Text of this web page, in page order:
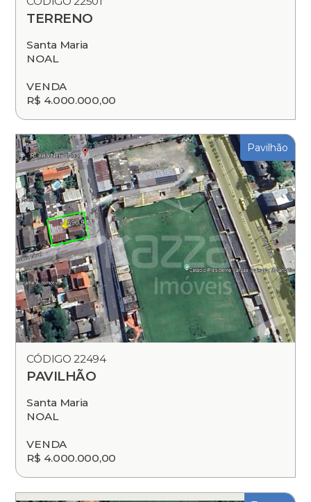
TERRENO
Santa Maria
NOAL
VENDA
R$ 4.000.000,00
Pavilhão
CÓDIGO 22494
PAVILHÃO
Santa Maria
NOAL
VENDA
R$ 4.000.000,00